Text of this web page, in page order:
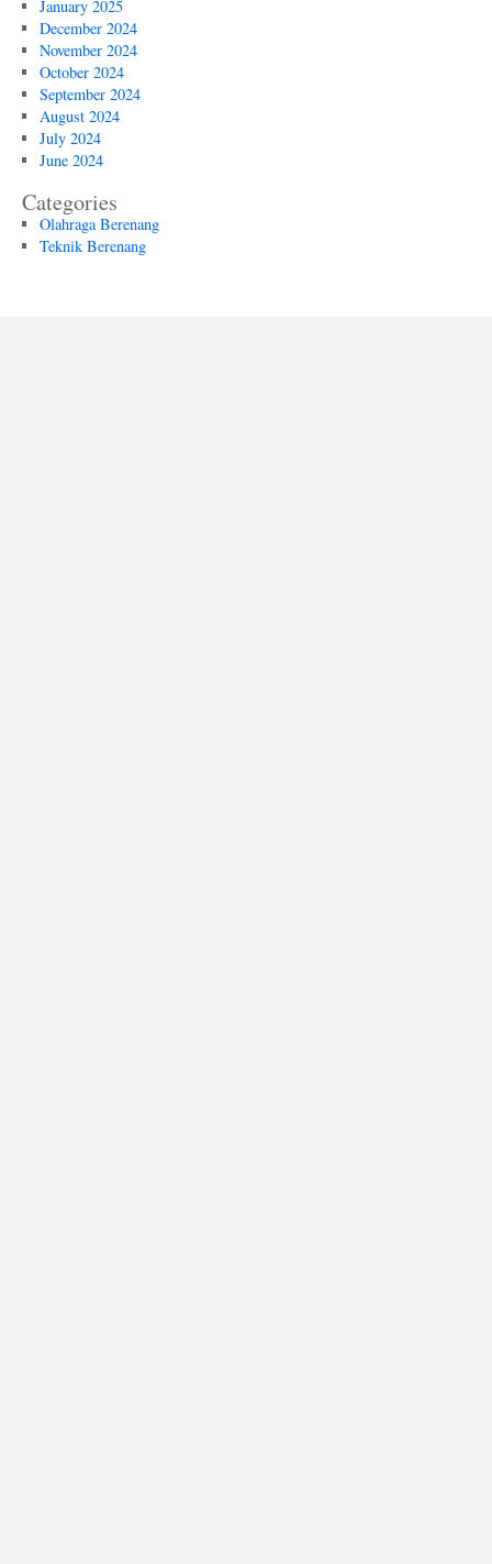
January 2025
December 2024
November 2024
October 2024
September 2024
August 2024
July 2024
June 2024
Categories
Olahraga Berenang
Teknik Berenang